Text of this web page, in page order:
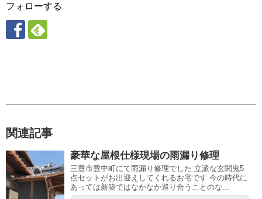
フォローする
関連記事
豪華な屋根仕様現場の雨漏り修理
三豊市豊中町にて雨漏り修理でした 立派な玄関鬼5
点セットがお出迎えしてくれるお宅です 今の時代に
あっては新築ではなかなか巡り合うことのな...